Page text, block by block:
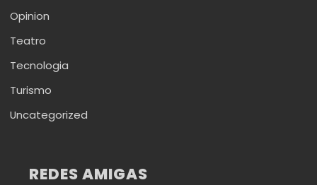
Opinion
Teatro
Tecnologia
Turismo
Uncategorized
REDES AMIGAS